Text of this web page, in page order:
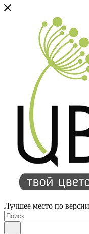
Лучшее место по